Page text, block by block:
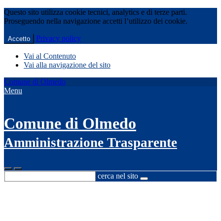
Questo sito utilizza cookie tecnici, analytics e di terze parti.
Proseguendo nella navigazione accetti l’utilizzo dei cookie.
Accetto Privacy policy
Vai al Contenuto
Vai alla navigazione del sito
Comune di Olmedo
Menu
Comune di Olmedo
Amministrazione Trasparente
cerca nel sito